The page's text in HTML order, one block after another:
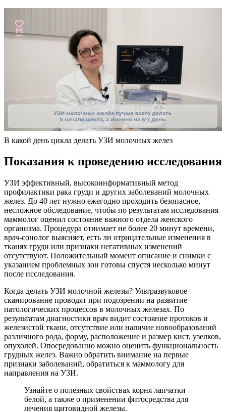
В какой день цикла делать УЗИ молочных желез
Показания к проведению исследования
УЗИ эффективный, высокоинформативный метод
профилактики рака груди и других заболеваний молочных
желез. До 40 лет нужно ежегодно проходить безопасное,
несложное обследование, чтобы по результатам исследования
маммолог оценил состояние важного отдела женского
организма. Процедура отнимает не более 20 минут времени,
врач-сонолог выясняет, есть ли отрицательные изменения в
тканях груди или признаки негативных изменений
отсутствуют. Положительный момент описание и снимки с
указанием проблемных зон готовы спустя несколько минут
после исследования.
Когда делать УЗИ молочной железы? Ультразвуковое
сканирование проводят при подозрении на развитие
патологических процессов в молочных железах. По
результатам диагностики врач видит состояние протоков и
железистой ткани, отсутствие или наличие новообразований
различного рода, форму, расположение и размер кист, узелков,
опухолей. Опосредованно можно оценить функциональность
грудных желез. Важно обратить внимание на первые
признаки заболеваний, обратиться к маммологу для
направления на УЗИ.
Узнайте о полезных свойствах корня лапчатки
белой, а также о применении фитосредства для
лечения щитовидной железы.